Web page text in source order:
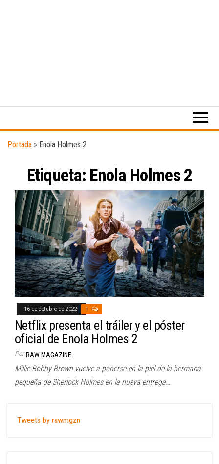
digital
música.
Portada » Enola Holmes 2
Etiqueta: Enola Holmes 2
16 de octubre de 2022 1
Netflix presenta el tráiler y el póster
oficial de Enola Holmes 2
Por RAW MAGAZINE
Millie Bobby Brown vuelve a ponerse en la piel de la hermana
pequeña de Sherlock Holmes en la nueva entrega…
Tweets by rawmgzn